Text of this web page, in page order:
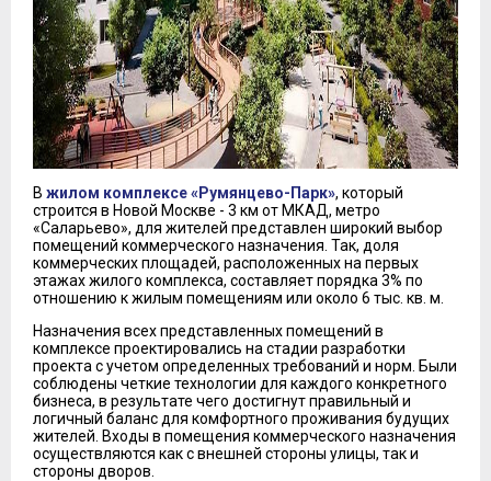
В жилом комплексе «Румянцево-Парк», который
строится в Новой Москве - 3 км от МКАД, метро
«Саларьево», для жителей представлен широкий выбор
помещений коммерческого назначения. Так, доля
коммерческих площадей, расположенных на первых
этажах жилого комплекса, составляет порядка 3% по
отношению к жилым помещениям или около 6 тыс. кв. м.
Назначения всех представленных помещений в
комплексе проектировались на стадии разработки
проекта с учетом определенных требований и норм. Были
соблюдены четкие технологии для каждого конкретного
бизнеса, в результате чего достигнут правильный и
логичный баланс для комфортного проживания будущих
жителей. Входы в помещения коммерческого назначения
осуществляются как с внешней стороны улицы, так и
стороны дворов.